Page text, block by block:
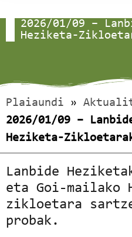
2026/01/09 –
Heziketa-
Plaiaundi »
2026/01/09 –
Heziketa-
Lanbide
eta Goi-mailako
zikloetara
probak.